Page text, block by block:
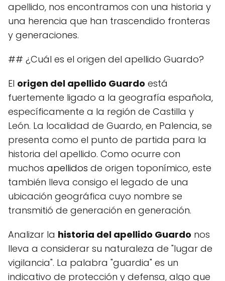
apellido, nos encontramos con una historia y
una herencia que han trascendido fronteras
y generaciones.
## ¿Cuál es el origen del apellido Guardo?
El origen del apellido Guardo está
fuertemente ligado a la geografía española,
específicamente a la región de Castilla y
León. La localidad de Guardo, en Palencia, se
presenta como el punto de partida para la
historia del apellido. Como ocurre con
muchos apellidos de origen toponímico, este
también lleva consigo el legado de una
ubicación geográfica cuyo nombre se
transmitió de generación en generación.
Analizar la historia del apellido Guardo nos
lleva a considerar su naturaleza de "lugar de
vigilancia". La palabra "guardia" es un
indicativo de protección y defensa, algo que